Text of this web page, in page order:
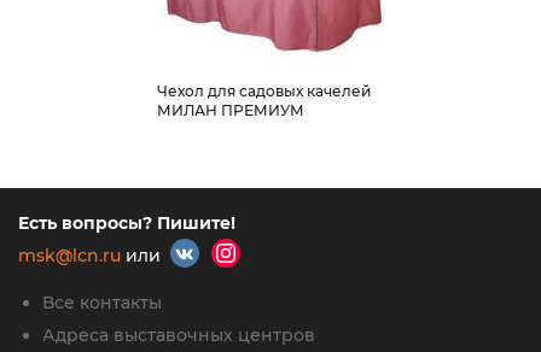
Чехол для садовых качелей
МИЛАН ПРЕМИУМ
Есть вопросы? Пишите!
msk@lcn.ru или
Все контакты
Адреса выставочных центров